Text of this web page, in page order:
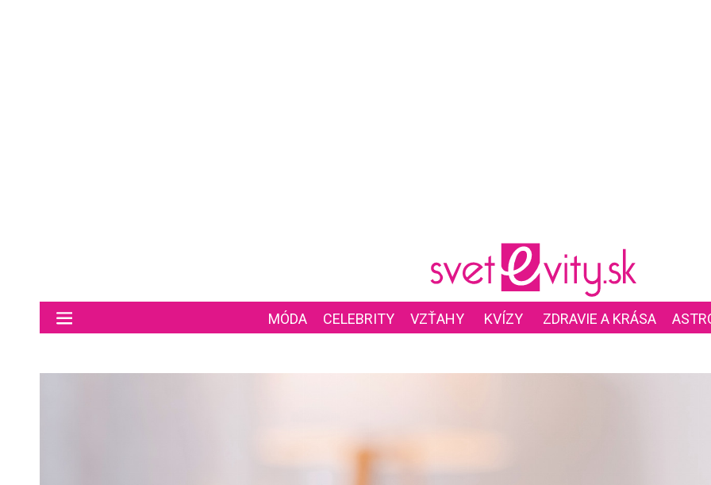
MÓDA CELEBRITY VZŤAHY KVÍZY ZDRAVIE A KRÁSA